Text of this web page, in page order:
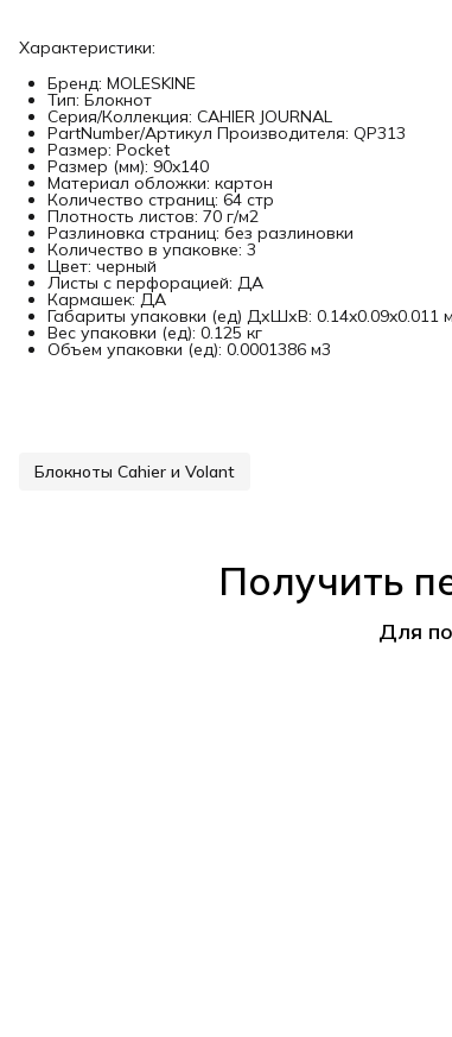
Характеристики:
Бренд: MOLESKINE
Тип: Блокнот
Серия/Коллекция: CAHIER JOURNAL
PartNumber/Артикул Производителя: QP313
Размер: Pocket
Размер (мм): 90x140
Материал обложки: картон
Количество страниц: 64 стр
Плотность листов: 70 г/м2
Разлиновка страниц: без разлиновки
Количество в упаковке: 3
Цвет: черный
Листы с перфорацией: ДА
Кармашек: ДА
Габариты упаковки (ед) ДхШхВ: 0.14x0.09x0.011 м
Вес упаковки (ед): 0.125 кг
Объем упаковки (ед): 0.0001386 м3
Блокноты Cahier и Volant
Получить
Для